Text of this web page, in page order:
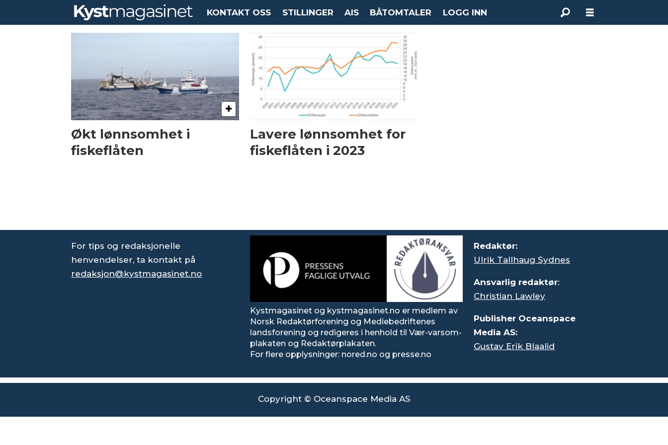
KONTAKT OSS STILLINGER AIS BÅTOMTALER LOGG INN
lønnsomhetsundersøkelsen
Økt lønnsomhet i
fiskeflåten
Lavere lønnsomhet for
fiskeflåten i 2023
For tips og redaksjonelle
henvendelser, ta kontakt på
redaksjon@kystmagasinet.no
Kystmagasinet og kystmagasinet.no er medlem av
Norsk Redaktørforening og Mediebedriftenes
landsforening og redigeres i henhold til Vær-varsom-
plakaten og Redaktørplakaten.
For flere opplysninger: nored.no og presse.no
Redaktør:
Ulrik Tallhaug Sydnes
Ansvarlig redaktør:
Christian Lawley
Publisher Oceanspace
Media AS:
Gustav Erik Blaalid
Copyright © Oceanspace Media AS